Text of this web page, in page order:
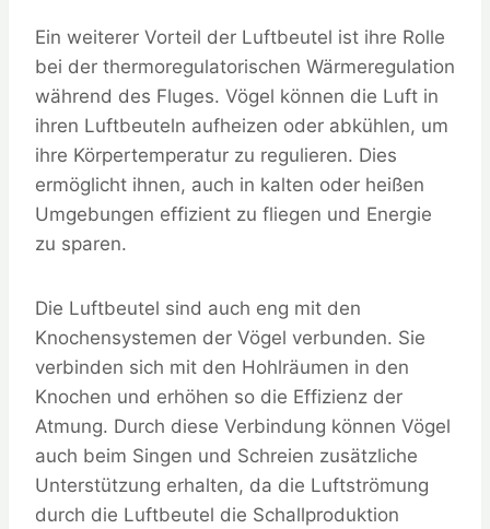
Ein weiterer Vorteil der Luftbeutel ist ihre Rolle
bei der thermoregulatorischen Wärmeregulation
während des Fluges. Vögel können die Luft in
ihren Luftbeuteln aufheizen oder abkühlen, um
ihre Körpertemperatur zu regulieren. Dies
ermöglicht ihnen, auch in kalten oder heißen
Umgebungen effizient zu fliegen und Energie
zu sparen.
Die Luftbeutel sind auch eng mit den
Knochensystemen der Vögel verbunden. Sie
verbinden sich mit den Hohlräumen in den
Knochen und erhöhen so die Effizienz der
Atmung. Durch diese Verbindung können Vögel
auch beim Singen und Schreien zusätzliche
Unterstützung erhalten, da die Luftströmung
durch die Luftbeutel die Schallproduktion